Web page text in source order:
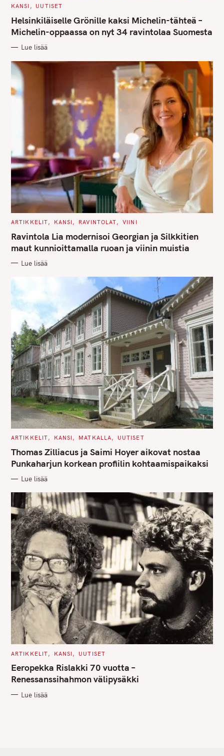
C
T
E
G
O
I
S
KANSI UUTISET
Helsinkiläiselle Grönille kaksi Michelin-tähteä –
Michelin-oppaassa on nyt 34 ravintolaa Suomesta
Lue lisää
C
T
E
G
O
I
ARTIKKELIT KANSI RAVINTOLAT VIINI
Ravintola Lia modernisoi Georgian ja Silkkitien
maut kunnioittamalla ruoan ja viinin muistia
Lue lisää
C
T
E
G
O
I
S
ARTIKKELIT KANSI MATKALLA UUTISET
Thomas Zilliacus ja Saimi Hoyer aikovat nostaa
Punkaharjun korkean profiilin kohtaamispaikaksi
Lue lisää
C
T
E
G
O
I
ARTIKKELIT KANSI UUTISET
Eeropekka Rislakki 70 vuotta –
Renessanssihahmon välipysäkki
Lue lisää
S
e
a
r
c